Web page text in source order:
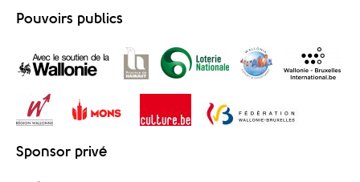
Pouvoirs publics
Sponsor privé